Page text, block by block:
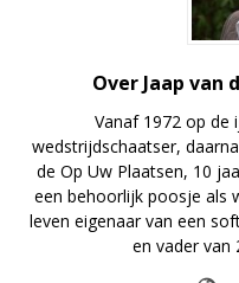
Over Jaap van
Vanaf 1972 op de
wedstrijdschaatser,
de Op Uw Plaatsen, 10
een behoorlijk poosje als
leven eigenaar van een
en vader van